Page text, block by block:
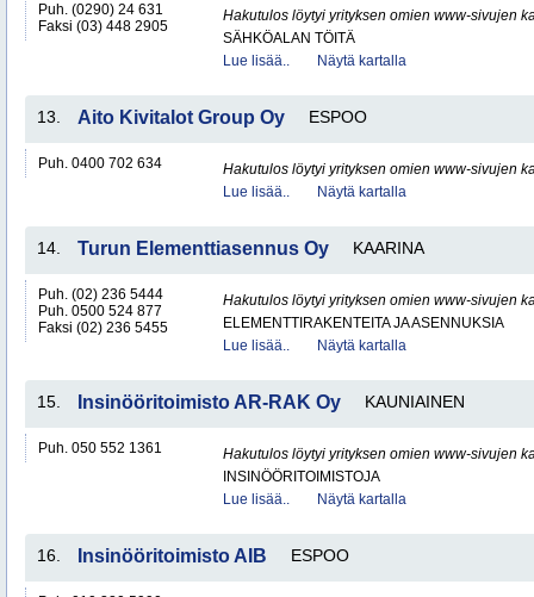
Puh. (0290) 24 631
Faksi (03) 448 2905
Hakutulos löytyi yrityksen omien www-sivujen
SÄHKÖALAN TÖITÄ
Lue lisää..
Näytä kartalla
13. Aito Kivitalot Group Oy ESPOO
Puh. 0400 702 634
Hakutulos löytyi yrityksen omien www-sivujen
Lue lisää..
Näytä kartalla
14. Turun Elementtiasennus Oy KAARINA
Puh. (02) 236 5444
Puh. 0500 524 877
Faksi (02) 236 5455
Hakutulos löytyi yrityksen omien www-sivujen
ELEMENTTIRAKENTEITA JA ASENNUKSIA
Lue lisää..
Näytä kartalla
15. Insinööritoimisto AR-RAK Oy KAUNIAINEN
Puh. 050 552 1361
Hakutulos löytyi yrityksen omien www-sivujen
INSINÖÖRITOIMISTOJA
Lue lisää..
Näytä kartalla
16. Insinööritoimisto AIB ESPOO